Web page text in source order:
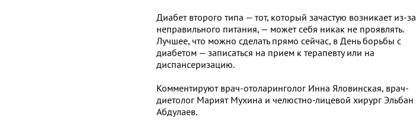
Диабет второго типа — тот, который зачастую возникает из-за
неправильного питания, — может себя никак не проявлять.
Лучшее, что можно сделать прямо сейчас, в День борьбы с
диабетом — записаться на прием к терапевту или на
диспансеризацию.
Комментируют врач-отоларинголог Инна Яловинская, врач-
диетолог Марият Мухина и челюстно-лицевой хирург Эльбан
Абдулаев.